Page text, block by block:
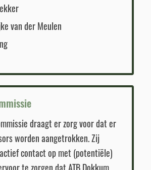
van der Meulen
draagt er zorg voor dat er
worden aangetrokken. Zij
contact op met (potentiële)